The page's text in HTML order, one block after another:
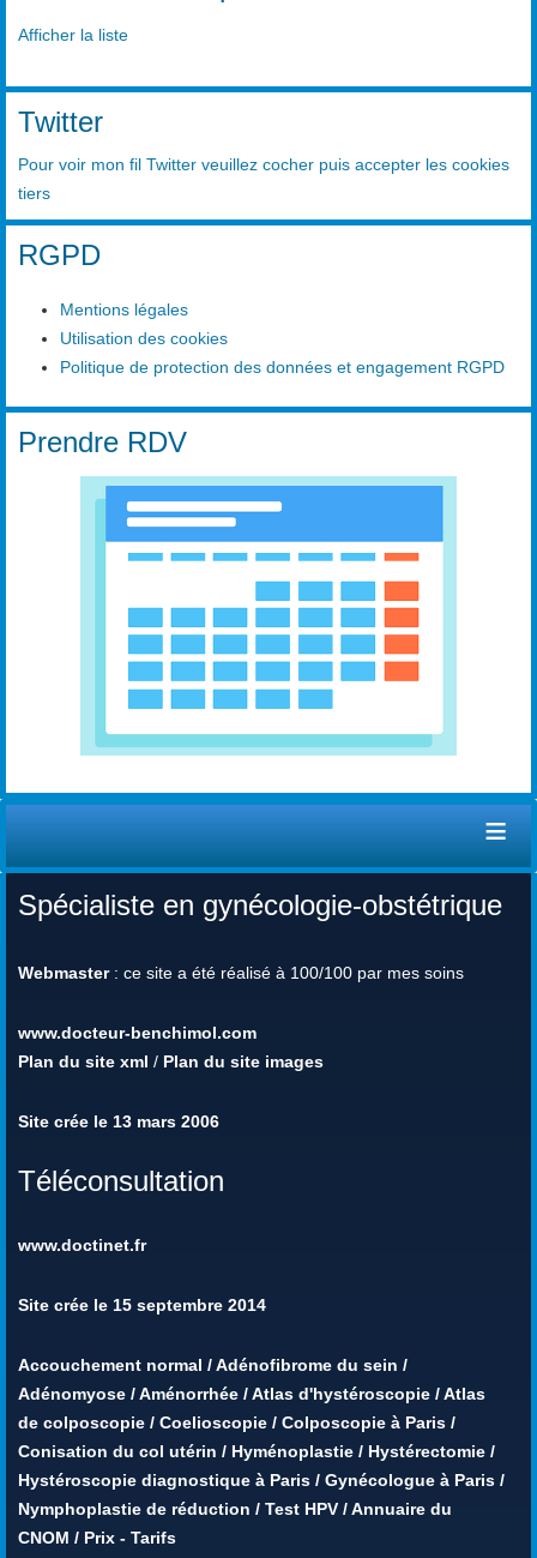
Afficher la liste
Twitter
Pour voir mon fil Twitter veuillez cocher puis accepter les cookies
tiers
RGPD
Mentions légales
Utilisation des cookies
Politique de protection des données et engagement RGPD
Prendre RDV
≡
Spécialiste en gynécologie-obstétrique
Webmaster: ce site a été réalisé à 100/100 par mes soins
www.docteur-benchimol.com
Plan du site xml / Plan du site images
Site crée le 13 mars 2006
Téléconsultation
www.doctinet.fr
Site crée le 15 septembre 2014
Accouchement normal /Adénofibrome du sein /
Adénomyose /Aménorrhée /Atlas d'hystéroscopie /Atlas
de colposcopie / Coelioscopie / Colposcopie à Paris /
Conisation du col utérin / Hyménoplastie / Hystérectomie /
Hystéroscopie diagnostique à Paris / Gynécologue à Paris /
Nymphoplastie de réduction / Test HPV /Annuaire du
CNOM / Prix - Tarifs